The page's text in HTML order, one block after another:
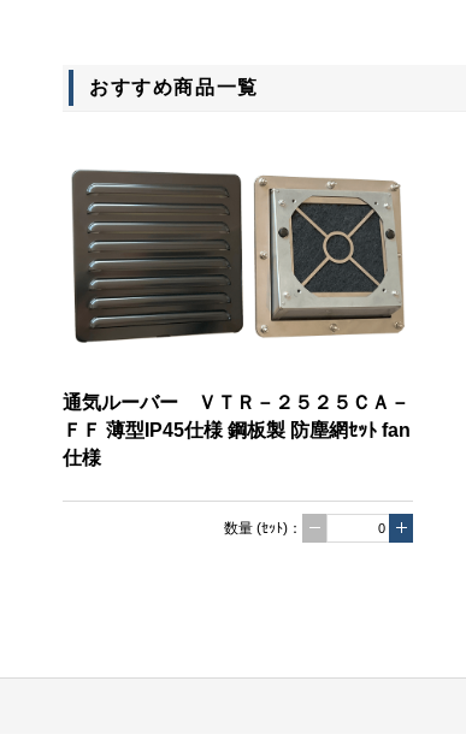
おすすめ商品一覧
通気ルーバー ＶＴＲ－２５２５ＣＡ－
ＦＦ 薄型IP45仕様 鋼板製 防塵網ｾｯﾄ fan
仕様
数量(ｾｯﾄ)：